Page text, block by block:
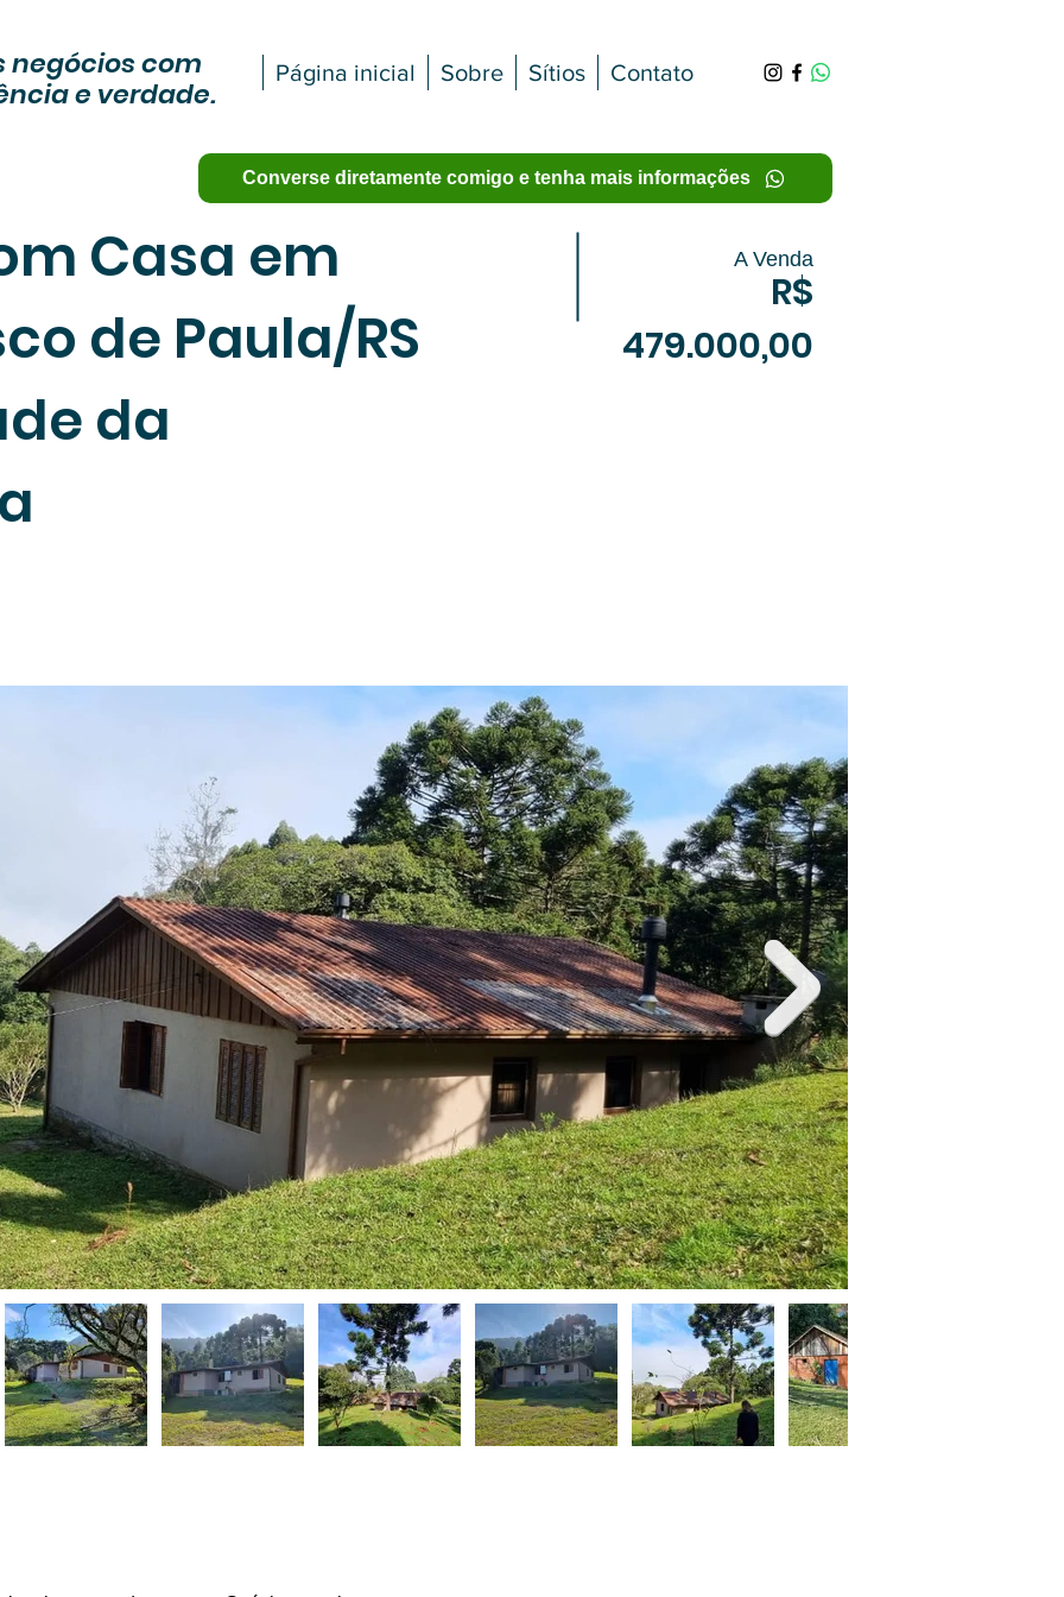
Página inicial Sobre Sítios Contato
negócios com
e verdade.
Casa em
de Paula/RS
da
A Venda
R$
479.000,00
Converse diretamente comigo e tenha mais informações